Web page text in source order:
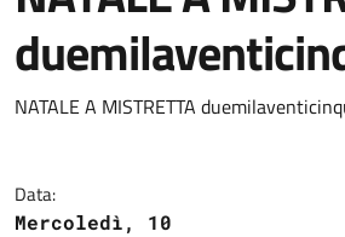
NATALE A MISTRETTA
Data:
Mercoledì, 10